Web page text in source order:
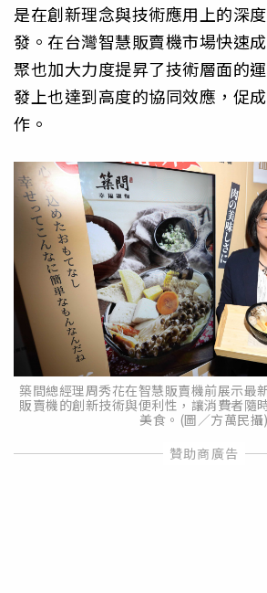
是在創新理念與技術應用上的深
發。在台灣智慧販賣機市場快速
聚也加大力度提昇了技術層面的
發上也達到高度的協同效應，促
作。
築間總經理周秀花在智慧販賣機前展示最
販賣機的創新技術與便利性，讓消費者隨
美食。(圖／方萬民攝)